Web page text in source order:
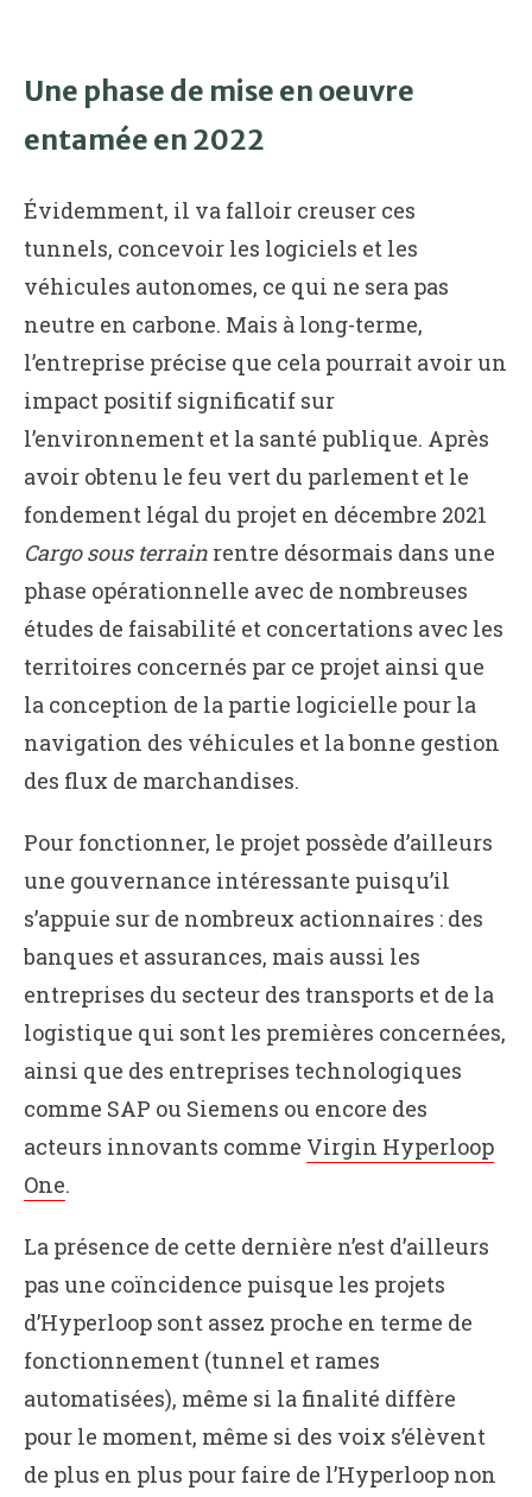
Une phase de mise en oeuvre
entamée en 2022
Évidemment, il va falloir creuser ces
tunnels, concevoir les logiciels et les
véhicules autonomes, ce qui ne sera pas
neutre en carbone. Mais à long-terme,
l’entreprise précise que cela pourrait avoir un
impact positif significatif sur
l’environnement et la santé publique. Après
avoir obtenu le feu vert du parlement et le
fondement légal du projet en décembre 2021
Cargo sous terrain rentre désormais dans une
phase opérationnelle avec de nombreuses
études de faisabilité et concertations avec les
territoires concernés par ce projet ainsi que
la conception de la partie logicielle pour la
navigation des véhicules et la bonne gestion
des flux de marchandises.
Pour fonctionner, le projet possède d’ailleurs
une gouvernance intéressante puisqu’il
s’appuie sur de nombreux actionnaires : des
banques et assurances, mais aussi les
entreprises du secteur des transports et de la
logistique qui sont les premières concernées,
ainsi que des entreprises technologiques
comme SAP ou Siemens ou encore des
acteurs innovants comme Virgin Hyperloop
One.
La présence de cette dernière n’est d’ailleurs
pas une coïncidence puisque les projets
d’Hyperloop sont assez proche en terme de
fonctionnement (tunnel et rames
automatisées), même si la finalité diffère
pour le moment, même si des voix s’élèvent
de plus en plus pour faire de l’Hyperloop non